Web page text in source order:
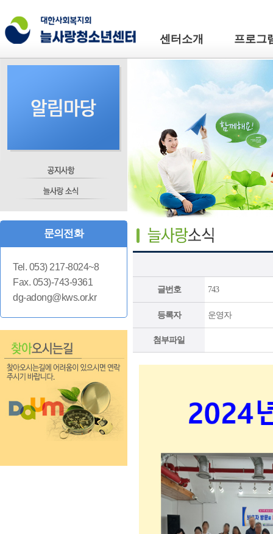
센터소개 프로그
문의전화
Tel. 053) 217-8024~8
Fax. 053)-743-9361
dg-adong@kws.or.kr
글번호 743
등록자 운영자
첨부파일